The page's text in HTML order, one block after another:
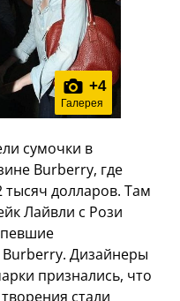
+4
Галерея
сумочки в
Burberry, где
тысяч долларов. Там
Лайвли с Рози
Burberry. Дизайнеры
признались, что
стали